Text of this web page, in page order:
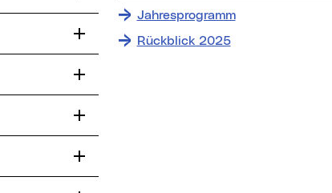
Jahresprogramm
Rückblick 2025